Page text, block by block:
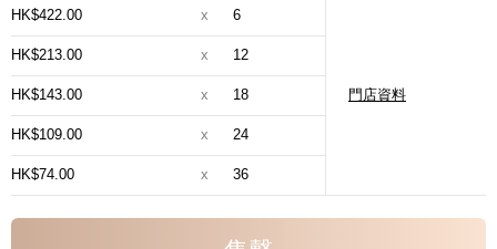
HK$422.00 x 6
門店資料
HK$213.00 x 12
HK$143.00 x 18
HK$109.00 x 24
HK$74.00 x 36